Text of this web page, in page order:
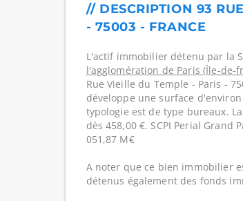
// DESCRIPTION 93
- 75003 - FRANCE
L'actif immobilier détenu par la
l'agglomération de Paris (Île-de-
Rue Vieille du Temple - Paris -
développe une surface
typologie est de type bureaux.
dès 458,00 €. SCPI Perial Grand
051,87 M€
A noter que ce bien immobilier
détenus également des fonds